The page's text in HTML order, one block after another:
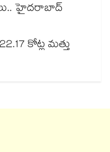
హైదరాబాద్
కోట్ల మత్తు